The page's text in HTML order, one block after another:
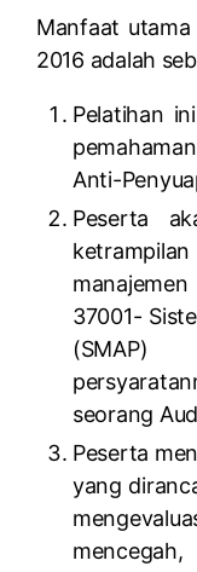
Manfaat utama
2016 adalah
Pelatihan
Anti-
Peserta
37001-
seorang
Peserta
yang